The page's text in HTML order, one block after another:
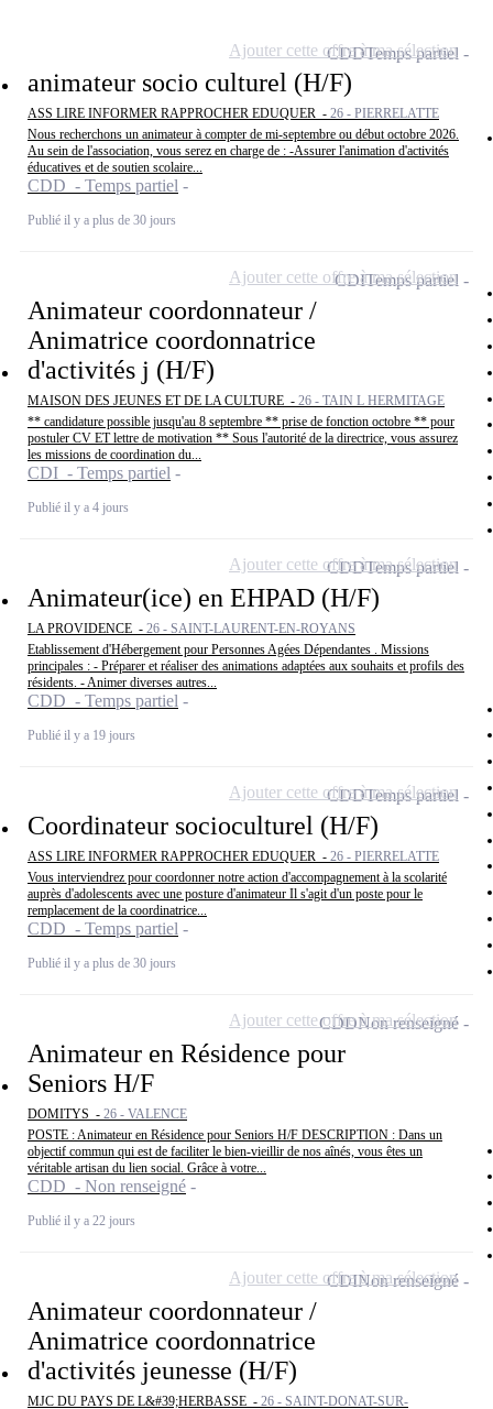
animateur socio culturel (H/F)
ASS LIRE INFORMER RAPPROCHER EDUQUER - 26 - PIERRELATTE
Nous recherchons un animateur à compter de mi-septembre ou début octobre 2026.
Au sein de l'association, vous serez en charge de : -Assurer l'animation d'activités
éducatives et de soutien scolaire...
CDD - Temps partiel
Publié il y a plus de 30 jours
CDDTemps partiel
Ajouter cette offre à ma sélection
Animateur coordonnateur /
Animatrice coordonnatrice
d'activités j (H/F)
MAISON DES JEUNES ET DE LA CULTURE - 26 - TAIN L HERMITAGE
** candidature possible jusqu'au 8 septembre ** prise de fonction octobre ** pour
postuler CV ET lettre de motivation ** Sous l'autorité de la directrice, vous assurez
les missions de coordination du...
CDI - Temps partiel
Publié il y a 4 jours
CDITemps partiel
Ajouter cette offre à ma sélection
Animateur(ice) en EHPAD (H/F)
LA PROVIDENCE - 26 - SAINT-LAURENT-EN-ROYANS
Etablissement d'Hébergement pour Personnes Agées Dépendantes . Missions
principales : - Préparer et réaliser des animations adaptées aux souhaits et profils des
résidents. - Animer diverses autres...
CDD - Temps partiel
Publié il y a 19 jours
CDDTemps partiel
Ajouter cette offre à ma sélection
Coordinateur socioculturel (H/F)
ASS LIRE INFORMER RAPPROCHER EDUQUER - 26 - PIERRELATTE
Vous interviendrez pour coordonner notre action d'accompagnement à la scolarité
auprès d'adolescents avec une posture d'animateur Il s'agit d'un poste pour le
remplacement de la coordinatrice...
CDD - Temps partiel
Publié il y a plus de 30 jours
CDDTemps partiel
Ajouter cette offre à ma sélection
Animateur en Résidence pour
Seniors H/F
DOMITYS - 26 - VALENCE
POSTE : Animateur en Résidence pour Seniors H/F DESCRIPTION : Dans un
objectif commun qui est de faciliter le bien-vieillir de nos aînés, vous êtes un
véritable artisan du lien social. Grâce à votre...
CDD - Non renseigné
Publié il y a 22 jours
CDDNon renseigné
Ajouter cette offre à ma sélection
Animateur coordonnateur /
Animatrice coordonnatrice
d'activités jeunesse (H/F)
MJC DU PAYS DE L&#39;HERBASSE - 26 - SAINT-DONAT-SUR-
CDINon renseigné
Ajouter cette offre à ma sélection